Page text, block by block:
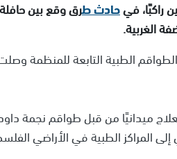
راكبًا، فيحادث طرق وقع بين
الطبية التابعة للمنظمة
ميدانيًا من قبل طواقم نجمة
المراكز الطبية في الأراضي